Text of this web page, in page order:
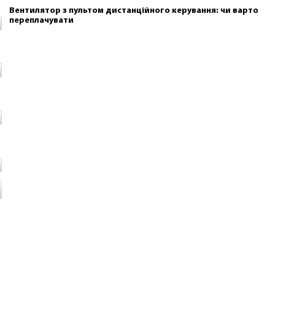
Вентилятор з пультом дистанційного керування: чи варто
переплачувати